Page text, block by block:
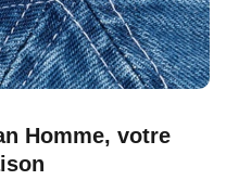
Homme, votre